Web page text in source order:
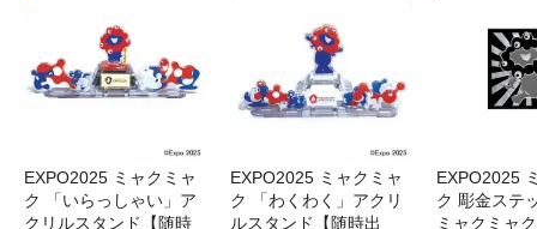
EXPO2025 ミャクミャ
ク 「いらっしゃい」ア
クリルスタンド【随時
EXPO2025 ミャクミャ
ク 「わくわく」アクリ
ルスタンド【随時出
EXPO2025
ク 彫金ステ
ミャクミャク